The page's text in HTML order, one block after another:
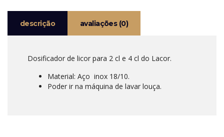
descrição avaliações (0)
Dosificador de licor para 2 cl e 4 cl do Lacor.
Material: Aço inox 18/10.
Poder ir na máquina de lavar louça.